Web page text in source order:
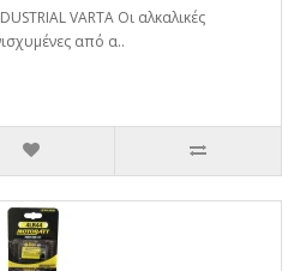
VARTA Οι αλκαλικές
από α..